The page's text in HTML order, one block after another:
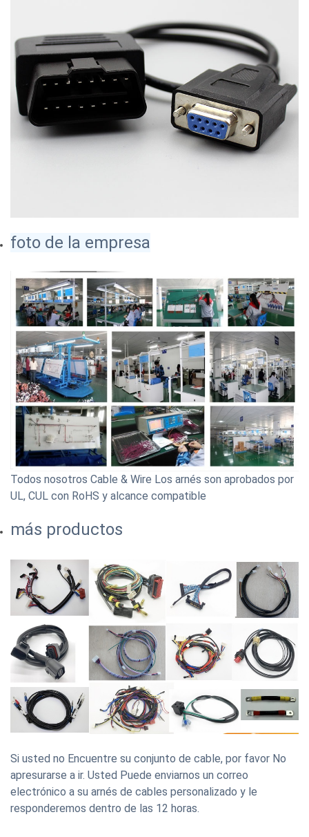
foto de la empresa
Todos nosotros Cable & Wire Los arnés son aprobados por
UL, CUL con RoHS y alcance compatible
más productos
Si usted no Encuentre su conjunto de cable, por favor No
apresurarse a ir. Usted Puede enviarnos un correo
electrónico a su arnés de cables personalizado y le
responderemos dentro de las 12 horas.